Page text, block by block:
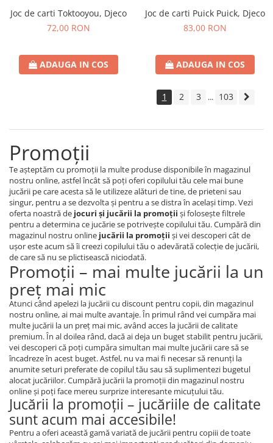
Joc de carti Toktooyou, Djeco
72,00 RON
ADAUGA IN COS
Joc de carti Puick Puick, Djeco
83,00 RON
ADAUGA IN COS
1 2 3 ... 103
Promoţii
Te aşteptăm cu promoţii la multe produse disponibile în magazinul
nostru online, astfel încât să poţi oferi copilului tău cele mai bune
jucării pe care acesta să le utilizeze alături de tine, de prieteni sau
singur, pentru a se dezvolta şi pentru a se distra în acelaşi timp. Vezi
oferta noastră de jocuri şi jucării la promoţii şi foloseşte filtrele
pentru a determina ce jucărie se potriveşte copilului tău. Cumpără din
magazinul nostru online jucării la promoţii şi vei descoperi cât de
uşor este acum să îi creezi copilului tău o adevărată colecţie de jucării,
de care să nu se plictisească niciodată.
Promoţii – mai multe jucării la un
preţ mai mic
Atunci când apelezi la jucării cu discount pentru copii, din magazinul
nostru online, ai mai multe avantaje. În primul rând vei cumpăra mai
multe jucării la un preţ mai mic, având acces la jucării de calitate
premium. În al doilea rând, dacă ai deja un buget stabilit pentru jucării,
vei descoperi că poţi cumpăra simultan mai multe jucării care să se
încadreze în acest buget. Astfel, nu va mai fi necesar să renunţi la
anumite seturi preferate de copilul tău sau să suplimentezi bugetul
alocat jucăriilor. Cumpără jucării la promoţii din magazinul nostru
online şi poţi face mereu surprize interesante micuţului tău.
Jucării la promoţii – jucăriile de calitate
sunt acum mai accesibile!
Pentru a oferi această gamă variată de jucării pentru copiii de toate